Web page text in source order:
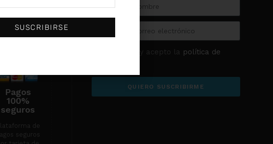
SKF(0)
Pagos
100%
seguros
de
seguros
He leído y acepto la política de
QUIERO SUSCRIBIRME
SUSCRIBIRSE